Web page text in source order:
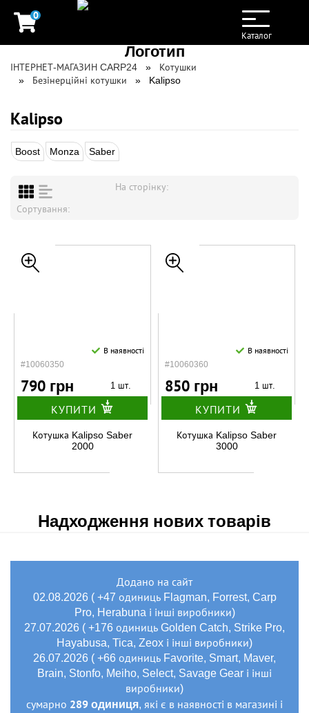
0
Toggle
navigation
Каталог
ІНТЕРНЕТ-МАГАЗИН CARP24
Котушки
Безінерційні котушки
Kalipso
Kalipso
Boost Monza Saber
На сторінку:
Сортування:
#10060350
В наявності
790 грн 1 шт.
КУПИТИ
Котушка Kalipso Saber
2000
#10060360
В наявності
850 грн 1 шт.
КУПИТИ
Котушка Kalipso Saber
3000
Надходження нових товарів
Додано на сайт
02.08.2026 ( +47 одиниць Flagman, Forrest, Carp
Pro, Herabuna і інші виробники)
27.07.2026 ( +176 одиниць Golden Catch, Strike Pro,
Hayabusa, Tica, Zeox і інші виробники)
26.07.2026 ( +66 одиниць Favorite, Smart, Maver,
Brain, Stonfo, Meiho, Select, Savage Gear і інші
виробники)
сумарно 289 одиниця, які є в наявності в магазині і